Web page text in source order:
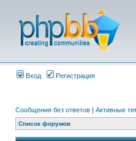
Вход Регистрация
Сообщения без ответов | Активные
Список форумов